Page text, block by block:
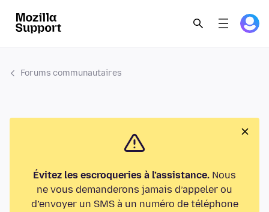
Forums communautaires
Évitez les escroqueries à l’assistance. Nous
ne vous demanderons jamais d’appeler ou
d’envoyer un SMS à un numéro de téléphone